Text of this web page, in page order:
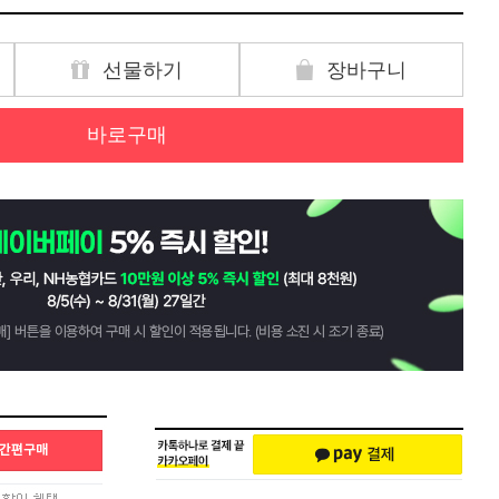
선물하기 장바구니
바로구매